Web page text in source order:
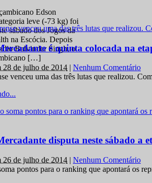
Edson
leve (-73 kg) foi
sábado dos Jogos da
na Escócia. Depois
Balvinder Singh, o
[…]
é quinta colocada na
28 de julho de 2014 | Nenhum Comentário
venceu uma das três lutas que realizou.
disputa neste sábado a
26 de julho de 2014 | Nenhum Comentário
pontos para o ranking que apontará os